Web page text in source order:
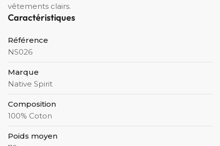
vêtements clairs.
Caractéristiques
Référence
NS026
Marque
Native Spirit
Composition
100% Coton
Poids moyen